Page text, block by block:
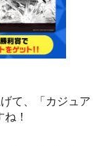
て、「カジュア
！